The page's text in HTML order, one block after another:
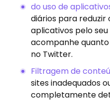
do uso de
diários para reduzir
aplicativos pelo
acompanhe
no Twitter.
Filtragem de
sites inadequados
completamente